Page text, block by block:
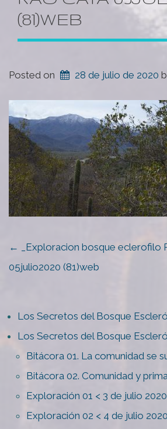
(81)WEB
Posted on 28 de julio de 2020
POST
NAVIGATION
←
_Exploracion bosque eclerofilo
05julio2020 (81)web
Los Secretos del Bosque
Los Secretos del Bosque
Bitácora 01. La comunidad se
Bitácora 02. Comunidad y
Exploración 01 < 3 de julio
Exploración 02 < 4 de julio